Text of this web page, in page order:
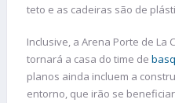
teto e as cadeiras são de
Inclusive, a Arena Porte de La
tornará a casa do time de
planos ainda incluem a
entorno, que irão se